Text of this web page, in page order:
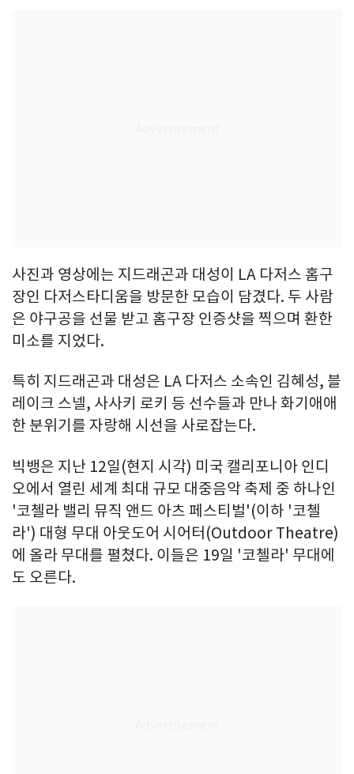
사진과 영상에는 지드래곤과 대성이 LA 다저스 홈구
장인 다저스타디움을 방문한 모습이 담겼다. 두 사람
은 야구공을 선물 받고 홈구장 인증샷을 찍으며 환한
미소를 지었다.
특히 지드래곤과 대성은 LA 다저스 소속인 김혜성, 블
레이크 스넬, 사사키 로키 등 선수들과 만나 화기애애
한 분위기를 자랑해 시선을 사로잡는다.
빅뱅은 지난 12일(현지 시각) 미국 캘리포니아 인디
오에서 열린 세계 최대 규모 대중음악 축제 중 하나인
'코첼라 밸리 뮤직 앤드 아츠 페스티벌'(이하 '코첼
라') 대형 무대 아웃도어 시어터(Outdoor Theatre)
에 올라 무대를 펼쳤다. 이들은 19일 '코첼라' 무대에
도 오른다.